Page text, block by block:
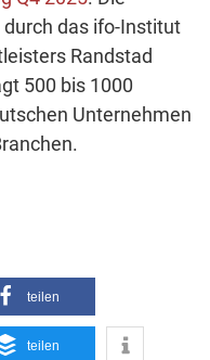
das ifo-Institut
Randstad
500 bis 1000
Unternehmen
teilen
teilen